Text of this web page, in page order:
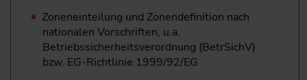
Zoneneinteilung und Zonendefinition nach
nationalen Vorschriften, u.a.
Betriebssicherheitsverordnung (BetrSichV)
bzw. EG-Richtlinie 1999/92/EG